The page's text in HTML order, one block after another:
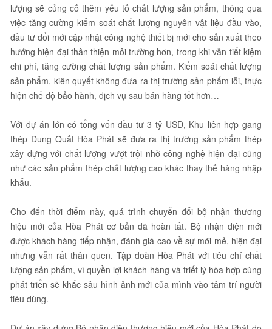
lượng sẽ củng cố thêm yếu tố chất lượng sản phẩm, thông qua
việc tăng cường kiểm soát chất lượng nguyên vật liệu đầu vào,
đầu tư đổi mới cập nhật công nghệ thiết bị mới cho sản xuất theo
hướng hiện đại thân thiện môi trường hơn, trong khi vẫn tiết kiệm
chi phí, tăng cường chất lượng sản phẩm. Kiểm soát chất lượng
sản phẩm, kiên quyết không đưa ra thị trường sản phẩm lỗi, thực
hiện chế độ bảo hành, dịch vụ sau bán hàng tốt hơn…
Với dự án lớn có tổng vốn đầu tư 3 tỷ USD, Khu liên hợp gang
thép Dung Quất Hòa Phát sẽ đưa ra thị trường sản phẩm thép
xây dựng với chất lượng vượt trội nhờ công nghệ hiện đại cũng
như các sản phẩm thép chất lượng cao khác thay thế hàng nhập
khẩu.
Cho đến thời điểm này, quá trình chuyển đổi bộ nhận thương
hiệu mới của Hòa Phát cơ bản đã hoàn tất. Bộ nhận diện mới
được khách hàng tiếp nhận, đánh giá cao về sự mới mẻ, hiện đại
nhưng vẫn rất thân quen. Tập đoàn Hòa Phát với tiêu chí chất
lượng sản phẩm, vì quyền lợi khách hàng và triết lý hòa hợp cùng
phát triển sẽ khắc sâu hình ảnh mới của mình vào tâm trí người
tiêu dùng.